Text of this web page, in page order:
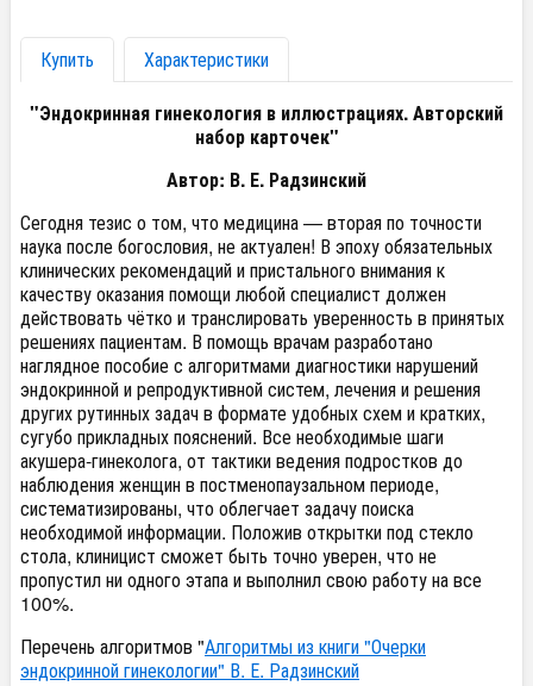
Купить
Характеристики
"Эндокринная гинекология в иллюстрациях. Авторский
набор карточек"
Автор: В. Е. Радзинский
Сегодня тезис о том, что медицина — вторая по точности
наука после богословия, не актуален! В эпоху обязательных
клинических рекомендаций и пристального внимания к
качеству оказания помощи любой специалист должен
действовать чётко и транслировать уверенность в принятых
решениях пациентам. В помощь врачам разработано
наглядное пособие с алгоритмами диагностики нарушений
эндокринной и репродуктивной систем, лечения и решения
других рутинных задач в формате удобных схем и кратких,
сугубо прикладных пояснений. Все необходимые шаги
акушера-гинеколога, от тактики ведения подростков до
наблюдения женщин в постменопаузальном периоде,
систематизированы, что облегчает задачу поиска
необходимой информации. Положив открытки под стекло
стола, клиницист сможет быть точно уверен, что не
пропустил ни одного этапа и выполнил свою работу на все
100%.
Перечень алгоритмов "Алгоритмы из книги "Очерки
эндокринной гинекологии" В. Е. Радзинский